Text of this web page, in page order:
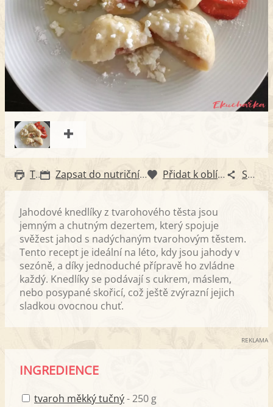
Tisk Zapsat do nutričního diáře Přidat k oblíbeným Sdílet
Jahodové knedlíky z tvarohového těsta jsou
jemným a chutným dezertem, který spojuje
svěžest jahod s nadýchaným tvarohovým těstem.
Tento recept je ideální na léto, kdy jsou jahody v
sezóně, a díky jednoduché přípravě ho zvládne
každý. Knedlíky se podávají s cukrem, máslem,
nebo posypané skořicí, což ještě zvýrazní jejich
sladkou ovocnou chuť.
REKLAMA
INGREDIENCE
tvaroh měkký tučný- 250 g